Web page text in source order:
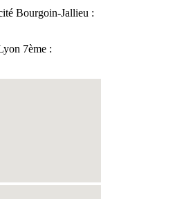
Bourgoin-Jallieu :
7ème :